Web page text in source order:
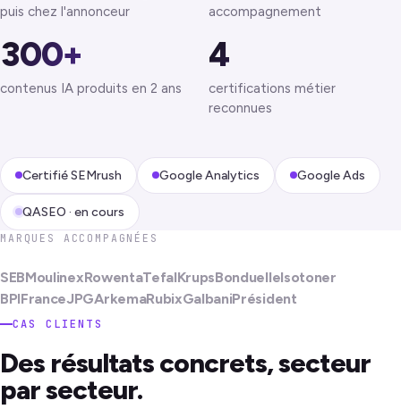
puis chez l'annonceur
accompagnement
300+
contenus IA produits en 2 ans
4
certifications métier
reconnues
Certifié SEMrush Google Analytics Google Ads
QASEO · en cours
MARQUES ACCOMPAGNÉES
SEBMoulinexRowentaTefalKrupsBonduelleIsotoner
BPIFranceJPGArkemaRubixGalbaniPrésident
CAS CLIENTS
Des résultats concrets, secteur
par secteur.